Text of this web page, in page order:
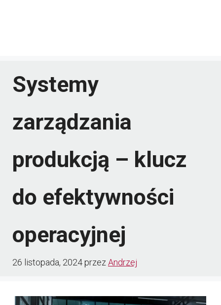
Systemy
zarządzania
produkcją – klucz
do efektywności
operacyjnej
26 listopada, 2024przez Andrzej